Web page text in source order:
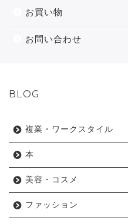
お買い物
お問い合わせ
BLOG
複業・ワークスタイル
本
美容・コスメ
ファッション